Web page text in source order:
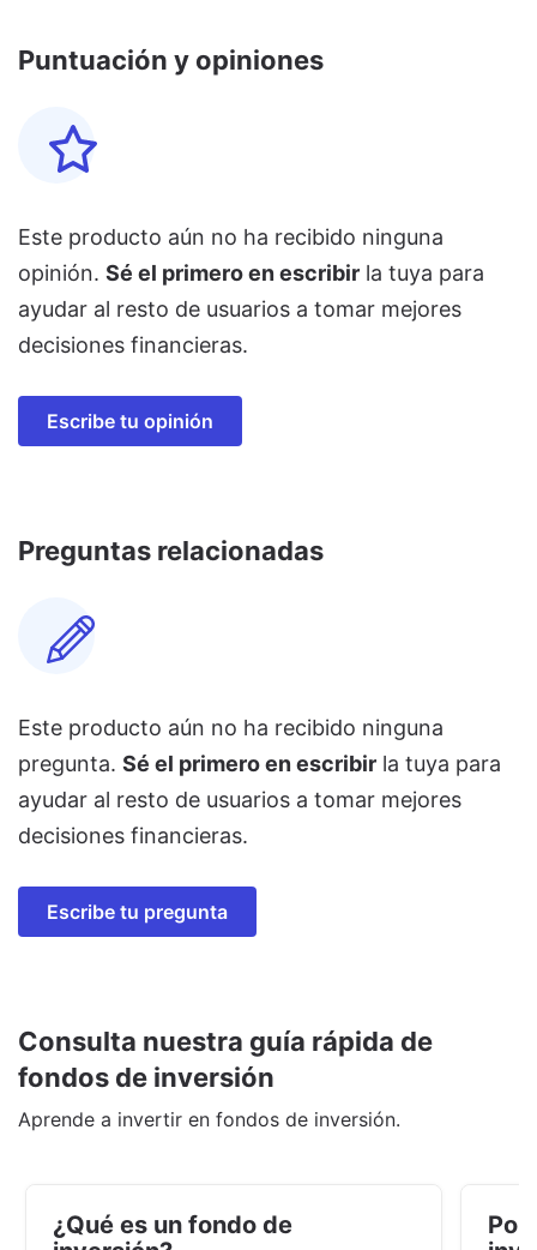
Puntuación y opiniones
Este producto aún no ha recibido ninguna
opinión. Sé el primero en escribir la tuya para
ayudar al resto de usuarios a tomar mejores
decisiones financieras.
Escribe tu opinión
Preguntas relacionadas
Este producto aún no ha recibido ninguna
pregunta. Sé el primero en escribir la tuya para
ayudar al resto de usuarios a tomar mejores
decisiones financieras.
Escribe tu pregunta
Consulta nuestra guía rápida de
fondos de inversión
Aprende a invertir en fondos de inversión.
¿Qué es un fondo de
Por